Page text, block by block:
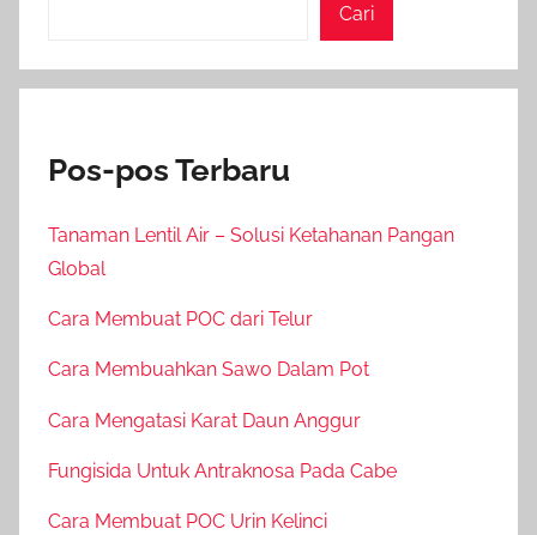
Cari
Pos-pos Terbaru
Tanaman Lentil Air – Solusi Ketahanan Pangan
Global
Cara Membuat POC dari Telur
Cara Membuahkan Sawo Dalam Pot
Cara Mengatasi Karat Daun Anggur
Fungisida Untuk Antraknosa Pada Cabe
Cara Membuat POC Urin Kelinci